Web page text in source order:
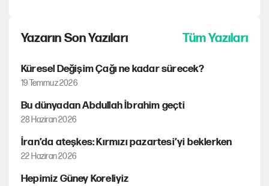
Yazarın Son Yazıları Tüm Yazıları
Küresel Değişim Çağı ne kadar sürecek?
19 Temmuz 2026
Bu dünyadan Abdullah İbrahim geçti
28 Haziran 2026
İran’da ateşkes: Kırmızı pazartesi’yi beklerken
22 Haziran 2026
Hepimiz Güney Koreliyiz